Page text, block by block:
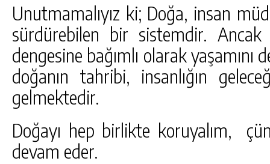
Unutmamalıyız ki; Doğa, insan
sürdürebilen bir sistemdir. Ancak
dengesine bağımlı olarak
doğanın tahribi, insanlığın
gelmektedir.
Doğayı hep birlikte koruyalım,
devam eder.